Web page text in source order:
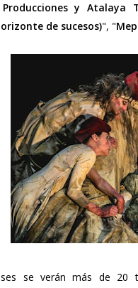
y Atalaya
de sucesos)", "
se verán más de 20